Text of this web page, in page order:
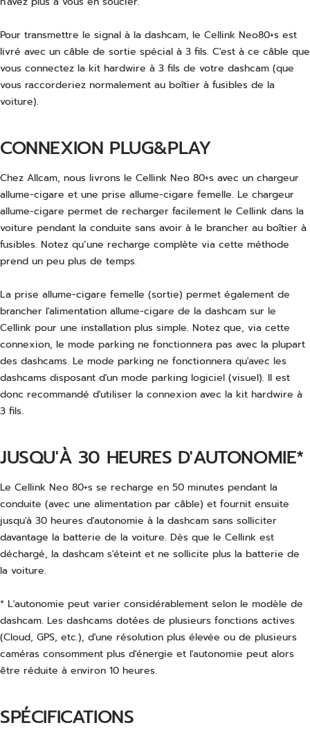
Pour transmettre le signal à la dashcam, le Cellink Neo80+s est
livré avec un câble de sortie spécial à 3 fils. C'est à ce câble que
vous connectez la kit hardwire à 3 fils de votre dashcam (que
vous raccorderiez normalement au boîtier à fusibles de la
voiture).
CONNEXION PLUG&PLAY
Chez Allcam, nous livrons le Cellink Neo 80+s avec un chargeur
allume-cigare et une prise allume-cigare femelle. Le chargeur
allume-cigare permet de recharger facilement le Cellink dans la
voiture pendant la conduite sans avoir à le brancher au boîtier à
fusibles. Notez qu’une recharge complète via cette méthode
prend un peu plus de temps.
La prise allume-cigare femelle (sortie) permet également de
brancher l'alimentation allume-cigare de la dashcam sur le
Cellink pour une installation plus simple. Notez que, via cette
connexion, le mode parking ne fonctionnera pas avec la plupart
des dashcams. Le mode parking ne fonctionnera qu'avec les
dashcams disposant d'un mode parking logiciel (visuel). Il est
donc recommandé d'utiliser la connexion avec la kit hardwire à
3 fils.
JUSQU'À 30 HEURES D'AUTONOMIE*
Le Cellink Neo 80+s se recharge en 50 minutes pendant la
conduite (avec une alimentation par câble) et fournit ensuite
jusqu'à 30 heures d'autonomie à la dashcam sans solliciter
davantage la batterie de la voiture. Dès que le Cellink est
déchargé, la dashcam s'éteint et ne sollicite plus la batterie de
la voiture.
* L'autonomie peut varier considérablement selon le modèle de
dashcam. Les dashcams dotées de plusieurs fonctions actives
(Cloud, GPS, etc.), d'une résolution plus élevée ou de plusieurs
caméras consomment plus d'énergie et l'autonomie peut alors
être réduite à environ 10 heures.
SPÉCIFICATIONS